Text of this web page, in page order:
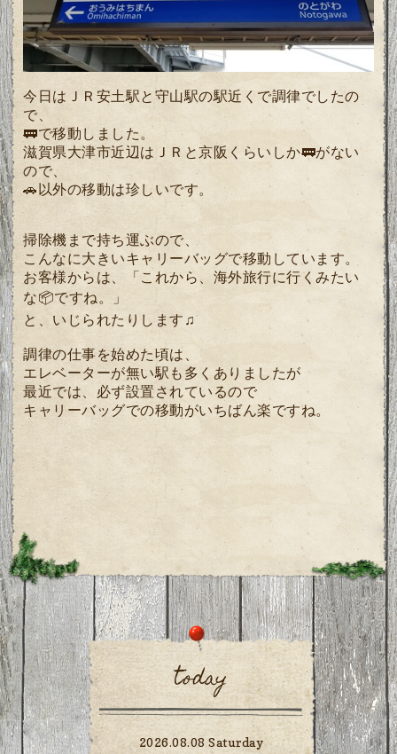
今日はＪＲ安土駅と守山駅の駅近くで調律でしたの
で、
🚃で移動しました。
滋賀県大津市近辺はＪＲと京阪くらいしか🚃がない
ので、
🚗以外の移動は珍しいです。
掃除機まで持ち運ぶので、
こんなに大きいキャリーバッグで移動しています。
お客様からは、「これから、海外旅行に行くみたい
な📦ですね。」
と、いじられたりします♫
調律の仕事を始めた頃は、
エレベーターが無い駅も多くありましたが
最近では、必ず設置されているので
キャリーバッグでの移動がいちばん楽ですね。
today
2026.08.08 Saturday